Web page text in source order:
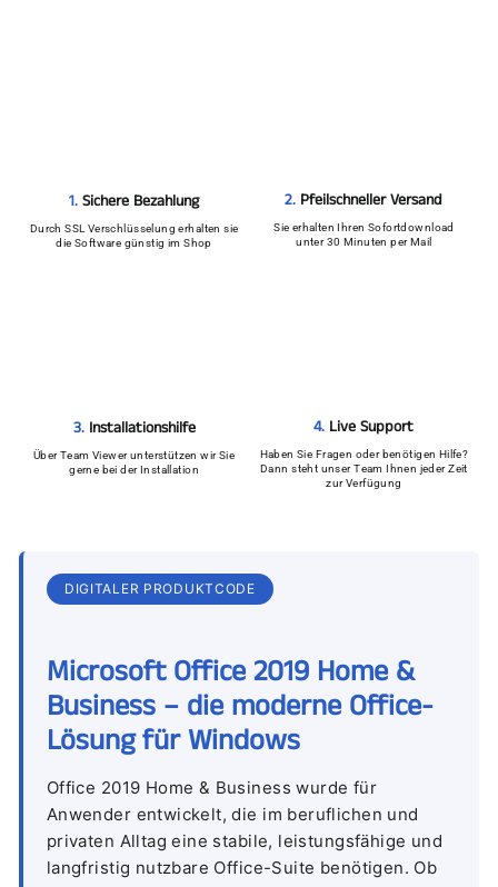
1.Sichere Bezahlung
Durch SSL Verschlüsselung erhalten sie
die Software günstig im Shop
2. Pfeilschneller Versand
Sie erhalten Ihren Sofortdownload
unter 30 Minuten per Mail
3. Installationshilfe
Über Team Viewer unterstützen wir Sie
gerne bei der Installation
4. Live Support
Haben Sie Fragen oder benötigen Hilfe?
Dann steht unser Team Ihnen jeder Zeit
zur Verfügung
DIGITALER PRODUKTCODE
Microsoft Office 2019 Home &
Business – die moderne Office-
Lösung für Windows
Office 2019 Home & Business wurde für
Anwender entwickelt, die im beruflichen und
privaten Alltag eine stabile, leistungsfähige und
langfristig nutzbare Office-Suite benötigen. Ob